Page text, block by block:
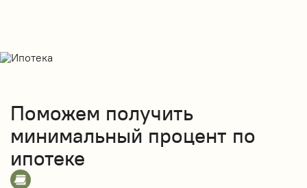
Поможем получить
минимальный процент по
ипотеке